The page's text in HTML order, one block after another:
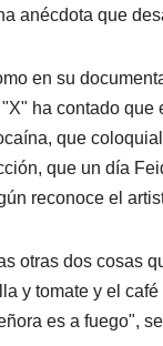
anécdota que
en su
ha contado
que
que un día
reconoce el
otras dos cosas
y tomate y el
es a fuego",